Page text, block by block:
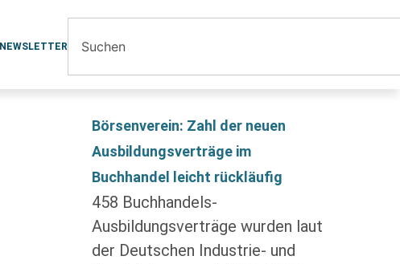
NEWSLETTER
Börsenverein: Zahl der neuen
Ausbildungsverträge im
Buchhandel leicht rückläufig
458 Buchhandels-
Ausbildungsverträge wurden laut
der Deutschen Industrie- und